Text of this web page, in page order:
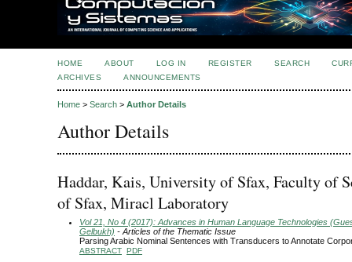
HOME ABOUT LOG IN REGISTER SEARCH
ARCHIVES
ANNOUNCEMENTS
Home > Search > Author Details
Author Details
Haddar, Kais, University of Sfax, Faculty of
of Sfax, Miracl Laboratory
Vol 21, No 4 (2017): Advances in Human Language Technologies
Gelbukh) - Articles of the Thematic Issue
Parsing Arabic Nominal Sentences with Transducers to Annotate
ABSTRACT PDF